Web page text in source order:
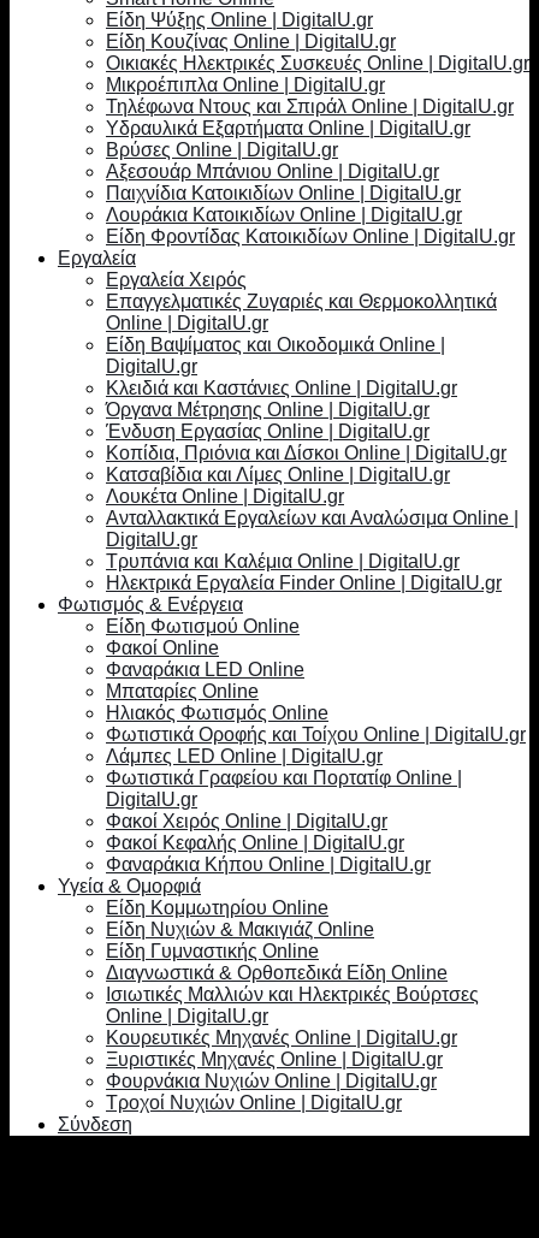
Είδη Ψύξης Online | DigitalU.gr
Είδη Κουζίνας Online | DigitalU.gr
Οικιακές Ηλεκτρικές Συσκευές Online | DigitalU.gr
Μικροέπιπλα Online | DigitalU.gr
Τηλέφωνα Ντους και Σπιράλ Online | DigitalU.gr
Υδραυλικά Εξαρτήματα Online | DigitalU.gr
Βρύσες Online | DigitalU.gr
Αξεσουάρ Μπάνιου Online | DigitalU.gr
Παιχνίδια Κατοικιδίων Online | DigitalU.gr
Λουράκια Κατοικιδίων Online | DigitalU.gr
Είδη Φροντίδας Κατοικιδίων Online | DigitalU.gr
Εργαλεία
Εργαλεία Χειρός
Επαγγελματικές Ζυγαριές και Θερμοκολλητικά
Online | DigitalU.gr
Είδη Βαψίματος και Οικοδομικά Online |
DigitalU.gr
Κλειδιά και Καστάνιες Online | DigitalU.gr
Όργανα Μέτρησης Online | DigitalU.gr
Ένδυση Εργασίας Online | DigitalU.gr
Κοπίδια, Πριόνια και Δίσκοι Online | DigitalU.gr
Κατσαβίδια και Λίμες Online | DigitalU.gr
Λουκέτα Online | DigitalU.gr
Ανταλλακτικά Εργαλείων και Αναλώσιμα Online |
DigitalU.gr
Τρυπάνια και Καλέμια Online | DigitalU.gr
Ηλεκτρικά Εργαλεία Finder Online | DigitalU.gr
Φωτισμός & Ενέργεια
Είδη Φωτισμού Online
Φακοί Online
Φαναράκια LED Online
Μπαταρίες Online
Ηλιακός Φωτισμός Online
Φωτιστικά Οροφής και Τοίχου Online | DigitalU.gr
Λάμπες LED Online | DigitalU.gr
Φωτιστικά Γραφείου και Πορτατίφ Online |
DigitalU.gr
Φακοί Χειρός Online | DigitalU.gr
Φακοί Κεφαλής Online | DigitalU.gr
Φαναράκια Κήπου Online | DigitalU.gr
Υγεία & Ομορφιά
Είδη Κομμωτηρίου Online
Είδη Νυχιών & Μακιγιάζ Online
Είδη Γυμναστικής Online
Διαγνωστικά & Ορθοπεδικά Είδη Online
Ισιωτικές Μαλλιών και Ηλεκτρικές Βούρτσες
Online | DigitalU.gr
Κουρευτικές Μηχανές Online | DigitalU.gr
Ξυριστικές Μηχανές Online | DigitalU.gr
Φουρνάκια Νυχιών Online | DigitalU.gr
Τροχοί Νυχιών Online | DigitalU.gr
Σύνδεση